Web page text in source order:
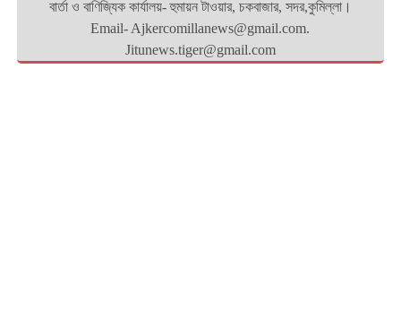
বার্তা ও বাণিজ্যিক কার্যালয়- হুমায়ন টাওয়ার, চকবাজার, সদর,কুমিল্লা।
Email- Ajkercomillanews@gmail.com.
Jitunews.tiger@gmail.com